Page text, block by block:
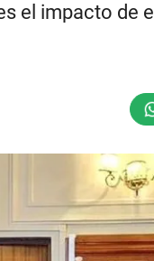
el impacto de